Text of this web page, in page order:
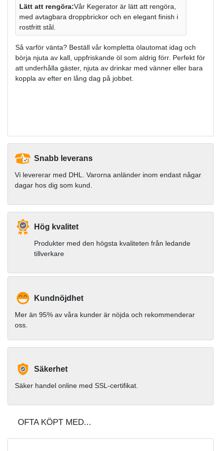
Lätt att rengöra:Vår Kegerator är lätt att rengöra,
med avtagbara droppbrickor och en elegant finish i
rostfritt stål.
Så varför vänta? Beställ vår kompletta ölautomat idag och
börja njuta av kall, uppfriskande öl som aldrig förr. Perfekt för
att underhålla gäster, njuta av drinkar med vänner eller bara
koppla av efter en lång dag på jobbet.
Snabb leverans
Vi levererar med DHL. Varorna anländer inom endast någar
dagar hos dig som kund.
Hög kvalitet
Produkter med den högsta kvaliteten från ledande
tillverkare
Kundnöjdhet
Mer än 95% av våra kunder är nöjda och rekommenderar
oss.
Säkerhet
Säker handel online med SSL-certifikat.
OFTA KÖPT MED...